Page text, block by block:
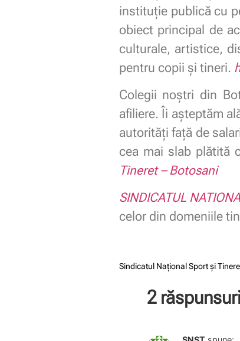
instituţie publică cu
obiect principal de
culturale, artistice,
pentru copii şi tineri.
Colegii noştri din
afiliere. Îi aşteptăm
autorităţi faţă de
cea mai slab plătită
Tineret – Botosani
SINDICATUL
celor din domeniile
Sindicatul Național Sport și
2